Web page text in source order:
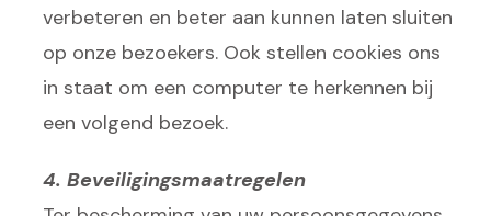
verbeteren en beter aan kunnen laten sluiten
op onze bezoekers. Ook stellen cookies ons
in staat om een computer te herkennen bij
een volgend bezoek.
4. Beveiligingsmaatregelen